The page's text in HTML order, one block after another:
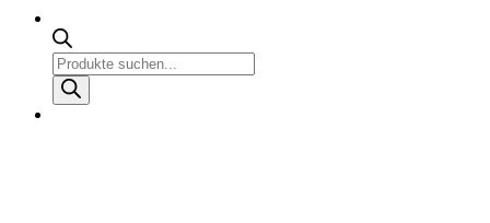
Products
search